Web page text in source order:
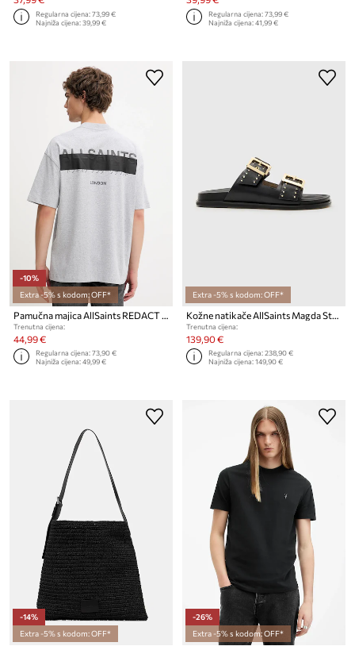
Regularna cijena:73,99 €
Najniža cijena:39,99 €
Regularna cijena:73,99 €
Najniža cijena:41,99 €
-10%
Extra -5% s kodom: OFF*
Trenutna cijena:
44,99 €
Regularna cijena:73,90 €
Najniža cijena:49,99 €
Extra -5% s kodom: OFF*
Trenutna cijena:
139,90 €
Regularna cijena:238,90 €
Najniža cijena:149,90 €
-14%
Extra -5% s kodom: OFF*
-26%
Extra -5% s kodom: OFF*